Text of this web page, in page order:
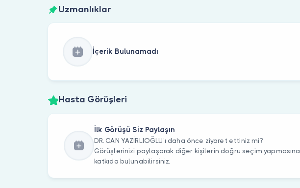
Uzmanlıklar
İçerik Bulunamadı
Hasta Görüşleri
İlk Görüşü Siz Paylaşın
DR. CAN YAZİRLIOĞLU’ı daha önce ziyaret ettiniz mi?
Görüşlerinizi paylaşarak diğer kişilerin doğru seçim yapmasına
katkıda bulunabilirsiniz.